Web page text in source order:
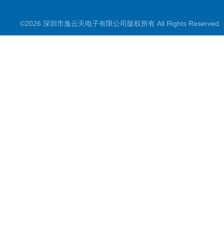
©2026 深圳市逸云天电子有限公司版权所有 All Rights